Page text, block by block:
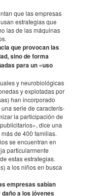
que las empre­sas
estra­te­gias que
las de las máqui­nas
que provo­can las
sino de forma
para un «uso
y neurobio­lógi­cas
y explota­das por
han incor­po­rado
serie de carac­te­rís­
la parti­cipa­ción de
dice una
de 400 fami­lias.
se encuen­tran en
parti­cular­mente
estas estra­te­gias.
a los niños en busca
empre­sas sabían
a los jóve­nes